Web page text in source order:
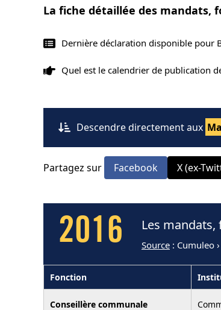
La fiche détaillée des mandats,
Dernière déclaration disponible pour
Quel est le calendrier de publication
Descendre directement aux
Partagez sur Facebook X (ex-
2016 Les
Source : Cumuleo
Fonction
Conseillère communale